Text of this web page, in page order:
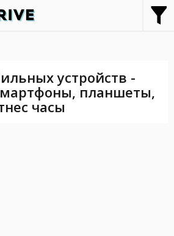
устройств -
планшеты,
часы